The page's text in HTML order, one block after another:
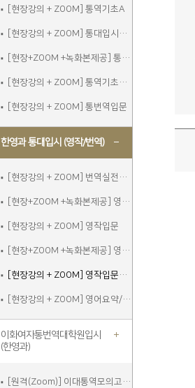
[현장강의 + ZOOM] 통역기초A
[현장강의 + ZOOM] 통대입시입문
[현장+ZOOM +녹화본제공] 통역기초주말
[현장강의 + ZOOM] 통역기초주말
[현장강의 + ZOOM] 통번역입문
한영과 통대입시 (영작/번역)
[현장강의 + ZOOM] 번역실전주말
[현장+ZOOM +녹화본제공] 영작입문
[현장강의 + ZOOM] 영작입문
[현장+ZOOM +녹화본제공] 영작입문주말
[현장강의 + ZOOM] 영작입문주말
[현장강의 + ZOOM] 영어요약/에세이쓰기
이화여자통번역대학원입시
(한영과)
[원격(Zoom)] 이대통역모의고사A